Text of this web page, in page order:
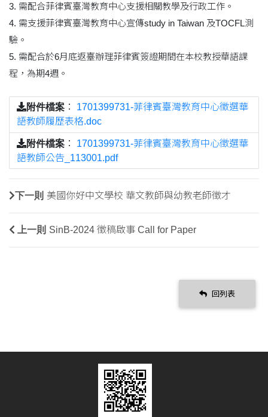
3. 需配合菲律賓臺灣教育中心支援相關教學及行政工作。
4. 需支援菲律賓臺灣教育中心宣傳study in Taiwan 及TOCFL測
驗。
5. 需配合於6月底返臺辦理菲律賓簽證期間在本校教授華語課
程，為期4週。
附件檔案 ： 1701399731-菲律賓臺灣教育中心徵選華
語教師履歷表格.doc
附件檔案 ： 1701399731-菲律賓臺灣教育中心徵選華
語教師公告_113001.pdf
下一則 美國你好中文學校 華文教師與幼教老師徵才
上一則 SinB-2024 徵稿啟事 Call for Paper
回列表